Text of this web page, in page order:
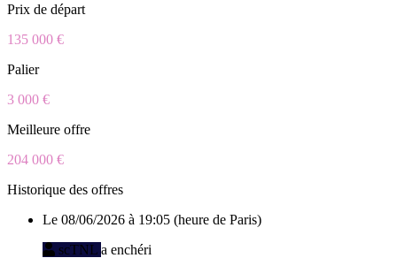
Prix de départ
135 000 €
Palier
3 000 €
Meilleure offre
204 000 €
Historique des offres
Le 08/06/2026 à 19:05 (heure de Paris)
scTNL a enchéri